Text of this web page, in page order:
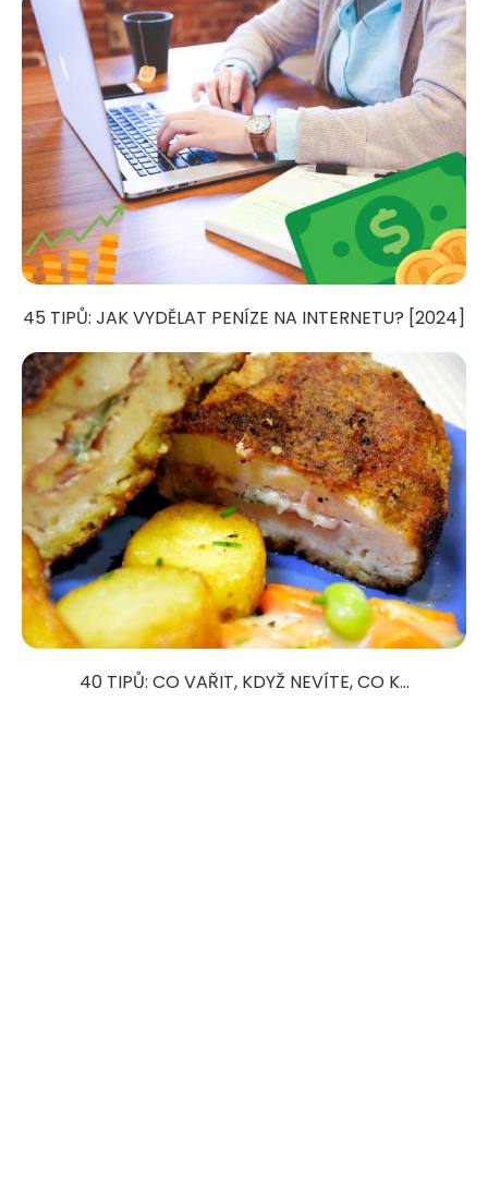
45 TIPŮ: JAK VYDĚLAT PENÍZE NA INTERNETU? [2024]
40 TIPŮ: CO VAŘIT, KDYŽ NEVÍTE, CO K...